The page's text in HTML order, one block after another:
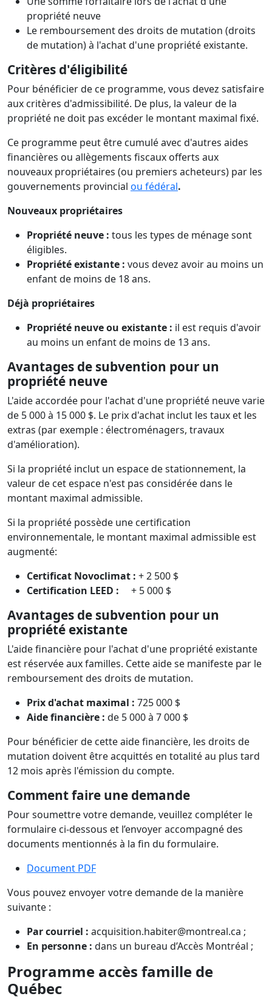
propriété neuve
Le remboursement des droits de mutation (droits
de mutation) à l'achat d'une propriété existante.
Critères d'éligibilité
Pour bénéficier de ce programme, vous devez satisfaire
aux critères d'admissibilité. De plus, la valeur de la
propriété ne doit pas excéder le montant maximal fixé.
Ce programme peut être cumulé avec d'autres aides
financières ou allègements fiscaux offerts aux
nouveaux propriétaires (ou premiers acheteurs) par les
gouvernements provincial ou fédéral.
Nouveaux propriétaires
Propriété neuve : tous les types de ménage sont
éligibles.
Propriété existante : vous devez avoir au moins un
enfant de moins de 18 ans.
Déjà propriétaires
Propriété neuve ou existante : il est requis d'avoir
au moins un enfant de moins de 13 ans.
Avantages de subvention pour un
propriété neuve
L'aide accordée pour l'achat d'une propriété neuve varie
de 5 000 à 15 000 $. Le prix d'achat inclut les taux et les
extras (par exemple : électroménagers, travaux
d'amélioration).
Si la propriété inclut un espace de stationnement, la
valeur de cet espace n'est pas considérée dans le
montant maximal admissible.
Si la propriété possède une certification
environnementale, le montant maximal admissible est
augmenté:
Certificat Novoclimat : + 2 500 $
Certification LEED :
+ 5 000 $
Avantages de subvention pour un
propriété existante
L'aide financière pour l'achat d'une propriété existante
est réservée aux familles. Cette aide se manifeste par le
remboursement des droits de mutation.
Prix d'achat maximal : 725 000 $
Aide financière : de 5 000 à 7 000 $
Pour bénéficier de cette aide financière, les droits de
mutation doivent être acquittés en totalité au plus tard
12 mois après l'émission du compte.
Comment faire une demande
Pour soumettre votre demande, veuillez compléter le
formulaire ci-dessous et l’envoyer accompagné des
documents mentionnés à la fin du formulaire.
Document PDF
Vous pouvez envoyer votre demande de la manière
suivante :
Par courriel : acquisition.habiter@montreal.ca ;
En personne : dans un bureau d’Accès Montréal ;
Programme accès famille de
Québec